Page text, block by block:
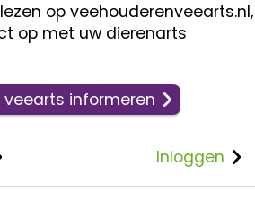
op
op met uw dierenarts
veearts informeren
Inloggen